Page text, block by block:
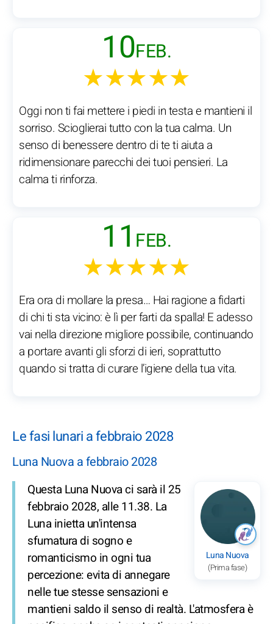
10FEB.
★★★★★
Oggi non ti fai mettere i piedi in testa e mantieni il
sorriso. Scioglierai tutto con la tua calma. Un
senso di benessere dentro di te ti aiuta a
ridimensionare parecchi dei tuoi pensieri. La
calma ti rinforza.
11 FEB.
★★★★★
Era ora di mollare la presa… Hai ragione a fidarti
di chi ti sta vicino: è lì per farti da spalla! E adesso
vai nella direzione migliore possibile, continuando
a portare avanti gli sforzi di ieri, soprattutto
quando si tratta di curare l’igiene della tua vita.
Le fasi lunari a febbraio 2028
Luna Nuova a febbraio 2028
Luna Nuova
(Prima fase)
Questa Luna Nuova ci sarà il 25
febbraio 2028, alle 11.38. La
Luna inietta un'intensa
sfumatura di sogno e
romanticismo in ogni tua
percezione: evita di annegare
nelle tue stesse sensazioni e
mantieni saldo il senso di realtà. L'atmosfera è